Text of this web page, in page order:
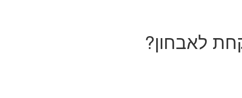
לאבחון?